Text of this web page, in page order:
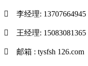
 李经理: 13707664945
 王经理: 15083081365
 邮箱 : tysfsh 126.com